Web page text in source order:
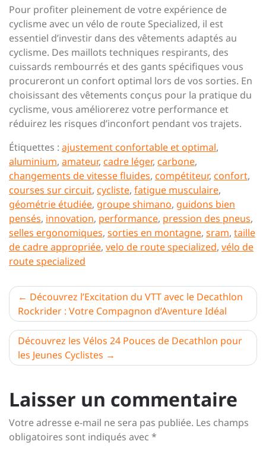
Pour profiter pleinement de votre expérience de
cyclisme avec un vélo de route Specialized, il est
essentiel d’investir dans des vêtements adaptés au
cyclisme. Des maillots techniques respirants, des
cuissards rembourrés et des gants spécifiques vous
procureront un confort optimal lors de vos sorties. En
choisissant des vêtements conçus pour la pratique du
cyclisme, vous améliorerez votre performance et
réduirez les risques d’inconfort pendant vos trajets.
Étiquettes : ajustement confortable et optimal,
aluminium, amateur, cadre léger, carbone,
changements de vitesse fluides, compétiteur, confort,
courses sur circuit, cycliste, fatigue musculaire,
géométrie étudiée, groupe shimano, guidons bien
pensés, innovation, performance, pression des pneus,
selles ergonomiques, sorties en montagne, sram, taille
de cadre appropriée, velo de route specialized, vélo de
route specialized
Navigation
de
l’article
Découvrez l’Excitation du VTT avec le Decathlon
Rockrider : Votre Compagnon d’Aventure Idéal
Découvrez les Vélos 24 Pouces de Decathlon pour
les Jeunes Cyclistes
Laisser un commentaire
Votre adresse e-mail ne sera pas publiée. Les champs
obligatoires sont indiqués avec *